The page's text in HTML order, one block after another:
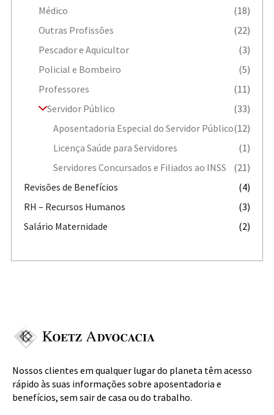
Médico
(18)
Outras Profissões
(22)
Pescador e Aquicultor
(3)
Policial e Bombeiro
(5)
Professores
(11)
Servidor Público
(33)
Aposentadoria Especial do Servidor Público(12)
Licença Saúde para Servidores
(1)
Servidores Concursados e Filiados ao INSS
(21)
Revisões de Benefícios
(4)
RH – Recursos Humanos
(3)
Salário Maternidade
(2)
Nossos clientes em qualquer lugar do planeta têm acesso
rápido às suas informações sobre aposentadoria e
benefícios, sem sair de casa ou do trabalho.